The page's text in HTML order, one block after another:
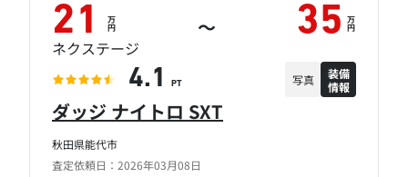
秋田県能代市
査定依頼日：2026年03月08日
ダッジ ナイトロ SXT
21 万
円 ～ 35 万
円
ネクステージ
4.1 PT 写真
装備
情報